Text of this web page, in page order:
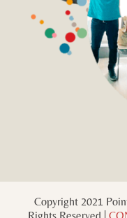
Copyright 2021